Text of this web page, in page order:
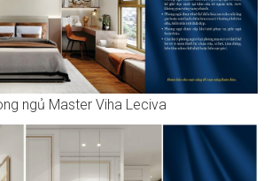
ngủ Master Viha Leciva